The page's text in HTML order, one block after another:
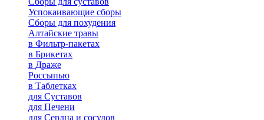
Успокаивающие сборы
Сборы для похудения
Алтайские травы
в Фильтр-пакетах
в Брикетах
в Драже
Россыпью
в Таблетках
для Cуставов
для Печени
для Сердца и сосудов